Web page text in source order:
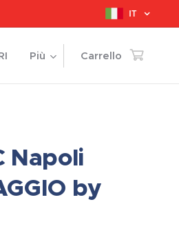
IT
Più Carrello
Napoli
by